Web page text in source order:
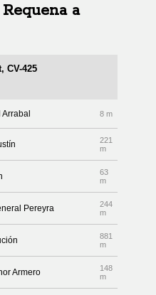
Requenaa
CV-425
8 m
221
m
63
m
Pereyra
244
m
881
m
Armero
148
m